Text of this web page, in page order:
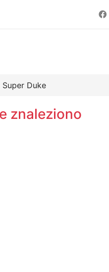
Super Duke
znaleziono